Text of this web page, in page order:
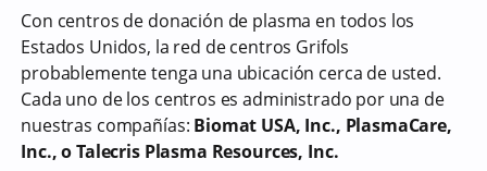
Con centros de donación de plasma en todos los
Estados Unidos, la red de centros Grifols
probablemente tenga una ubicación cerca de usted.
Cada uno de los centros es administrado por una de
nuestras compañías: Biomat USA, Inc., PlasmaCare,
Inc., o Talecris Plasma Resources, Inc.